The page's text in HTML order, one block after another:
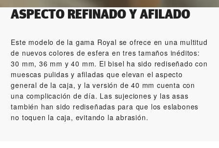
ASPECTO REFINADO Y AFILADO
Este modelo de la gama Royal se ofrece en una multitud
de nuevos colores de esfera en tres tamaños inéditos:
30 mm, 36 mm y 40 mm. El bisel ha sido rediseñado con
muescas pulidas y afiladas que elevan el aspecto
general de la caja, y la versión de 40 mm cuenta con
una complicación de día. Las sujeciones y las asas
también han sido rediseñadas para que los eslabones
no toquen la caja, evitando la abrasión.